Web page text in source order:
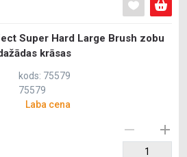
Super Hard Large Brush zobu
krāsas
kods: 75579
75579
Laba cena